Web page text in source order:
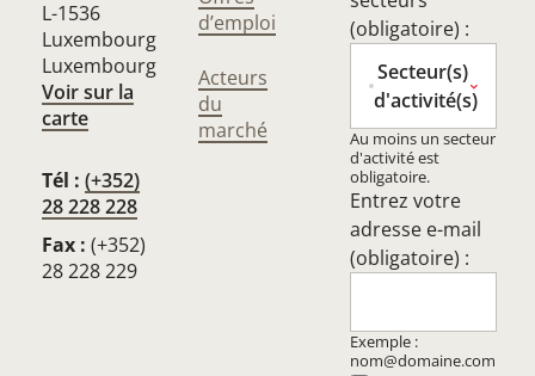
L-1536
Luxembourg
Luxembourg
Voir sur la
carte
Tél : (+352)
28 228 228
Fax : (+352)
28 228 229
d’emploi
Acteurs
du
marché
(obligatoire) :
Secteur(s)
d'activité(s)
Au moins un secteur
d'activité est
obligatoire.
Entrez votre
adresse e-mail
(obligatoire) :
Exemple :
nom@domaine.com